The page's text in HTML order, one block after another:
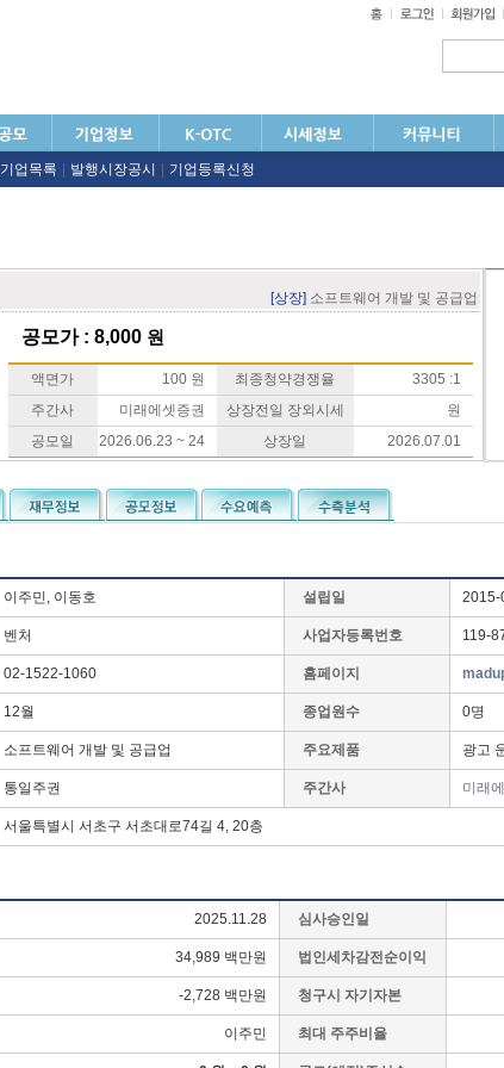
기업목록 발행시장공시 기업등록신청
[상장] 소프트웨어 개발 및 공급업
공모가 : 8,000원
액면가 100 원 최종청약경쟁율
3305 :1
주간사
미래에셋증권 상장전일 장외시세
원
공모일
2026.06.23 ~ 24 상장일 2026.07.01
이주민, 이동호 설립일 2015-
벤처 사업자등록번호 119-
02-1522-1060 홈페이지
12월 종업원수 0명
소프트웨어 개발 및 공급업 주요제품 광고
통일주권 주간사 미래
서울특별시 서초구 서초대로74길 4, 20층
2025.11.28 심사승인일
34,989 백만원 법인세차감전순이익
-2,728 백만원 청구시 자기자본
이주민 최대 주주비율